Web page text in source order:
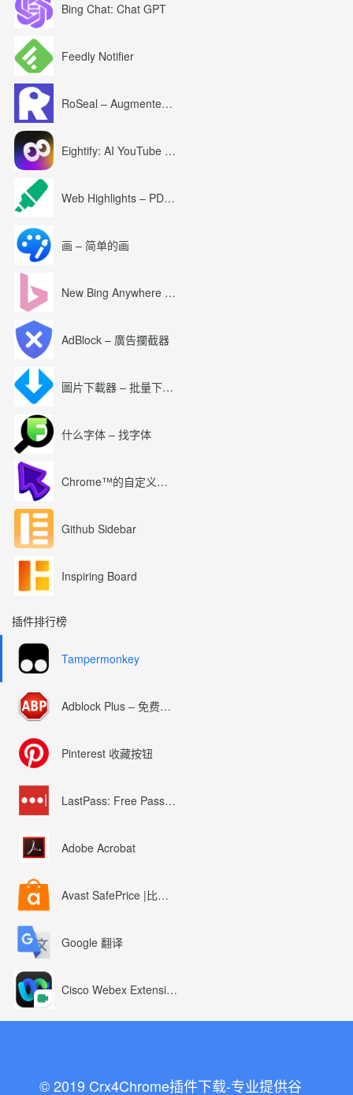
Bing Chat: Chat GPT
Feedly Notifier
RoSeal – Augmented Roblox Experience
Eightify: AI YouTube Summary with ChatGPT
Web Highlights – PDF & Web Highlighter
画 – 简单的画
New Bing Anywhere (Bing Chat GPT-4)
AdBlock – 廣告攔截器
圖片下載器 – 批量下載圖片
什么字体 – 找字体
Chrome™的自定义光标
Github Sidebar
Inspiring Board
插件排行榜
Tampermonkey
Adblock Plus – 免费的广告拦截器
Pinterest 收藏按钮
LastPass: Free Password Manager
Adobe Acrobat
Avast SafePrice |比较、交易、优惠券
Google 翻译
Cisco Webex Extension
© 2019 Crx4Chrome插件下载-专业提供谷